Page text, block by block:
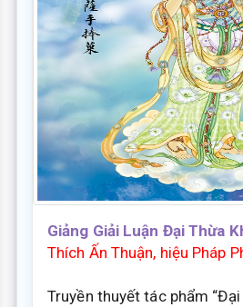
Giảng Giải Luận Đại Thừa
Thích Ấn Thuận, hiệu Pháp
Truyền thuyết tác phẩm